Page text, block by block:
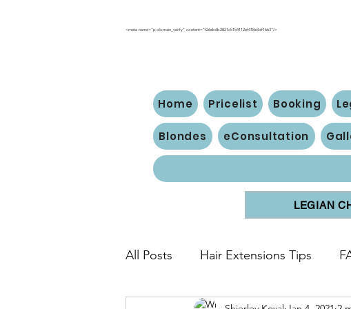
<meta name="p:domain_verify" content="f26eb6b2821c5154112ef418e3df1663"/>
Home Pricelist Booking
Blondes eConsultation
LEGIAN
All Posts Hair Extensions Tips